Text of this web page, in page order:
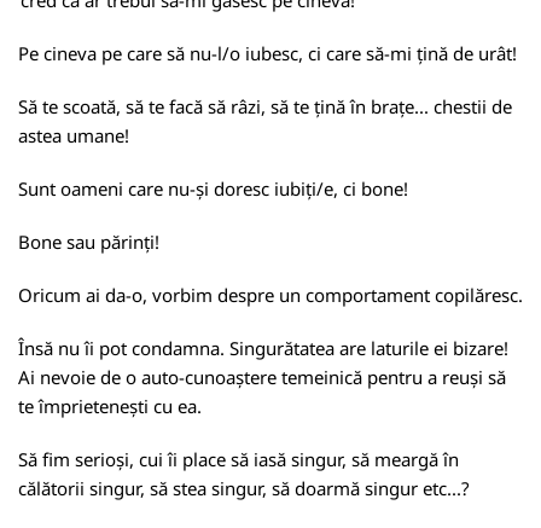
Pe cineva pe care să nu-l/o iubesc, ci care să-mi țină de urât!
Să te scoată, să te facă să râzi, să te țină în brațe... chestii de
astea umane!
Sunt oameni care nu-și doresc iubiți/e, ci bone!
Bone sau părinți!
Oricum ai da-o, vorbim despre un comportament copilăresc.
Însă nu îi pot condamna. Singurătatea are laturile ei bizare!
Ai nevoie de o auto-cunoaștere temeinică pentru a reuși să
te împrietenești cu ea.
Să fim serioși, cui îi place să iasă singur, să meargă în
călătorii singur, să stea singur, să doarmă singur etc...?